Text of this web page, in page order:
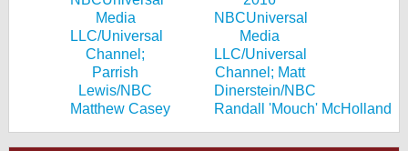
Matthew Casey Randall 'Mouch' McHolland